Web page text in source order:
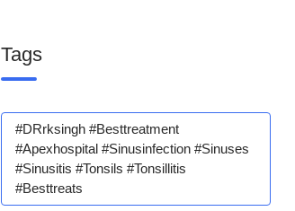
Tags
#DRrksingh #besttreatment
#apexhospital #sinusinfection #sinuses
#sinusitis #tonsils #tonsillitis
#besttreats